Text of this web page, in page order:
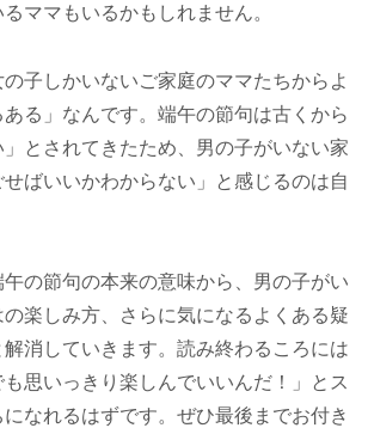
ママもいるかもしれません。
子しかいないご家庭のママたちからよ
ある」なんです。端午の節句は古くから
」とされてきたため、男の子がいない家
ばいいかわからない」と感じるのは自
の節句の本来の意味から、男の子がい
楽しみ方、さらに気になるよくある疑
消していきます。読み終わるころには
も思いっきり楽しんでいいんだ！」とス
なれるはずです。ぜひ最後までお付き